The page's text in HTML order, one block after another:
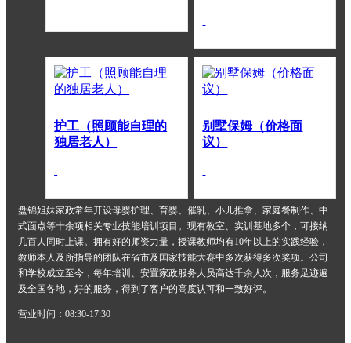
护工（照顾能自理的
独居老人）
别墅保姆（价格面
议）
盘锦姐妹家政常年开设母婴护理、育婴、催乳、小儿推拿、家庭餐制作、中
式面点等十余项相关专业技能培训项目。现有教室、实训基地多个，可接纳
几百人同时上课。拥有好的师资力量，授课教师均有10年以上的实践经验，
教师本人及所指导的团队在省市及国家技能大赛中多次获得多次奖项。公司
和学校成立至今，每年培训、安置家政服务人员高达千余人次，服务足迹遍
及全国各地，好的服务，得到了客户的高度认可和一致好评。
营业时间：08:30-17:30